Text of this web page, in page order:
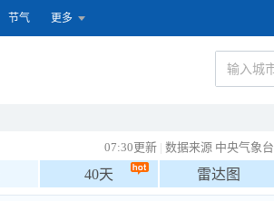
节气 更多
07:30更新 | 数据来源 中央气象台
40天 雷达图